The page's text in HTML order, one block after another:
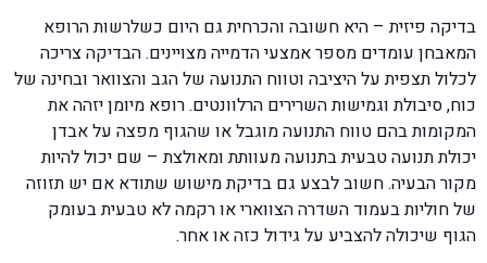
בדיקה פיזית – היא חשובה והכרחית גם היום כשלרשות הרופא
המאבחן עומדים מספר אמצעי הדמייה מצויינים. הבדיקה צריכה
לכלול תצפית על היציבה וטווח התנועה של הגב והצוואר ובחינה של
כוח, סיבולת וגמישות השרירים הרלוונטים. רופא מיומן יזהה את
המקומות בהם טווח התנועה מוגבל או שהגוף מפצה על אבדן
יכולת תנועה טבעית בתנועה מעוותת ומאולצת – שם יכול להיות
מקור הבעיה. חשוב לבצע גם בדיקת מישוש שתודא אם יש תזוזה
של חוליות בעמוד השדרה הצווארי או רקמה לא טבעית בעומק
הגוף שיכולה להצביע על גידול כזה או אחר.